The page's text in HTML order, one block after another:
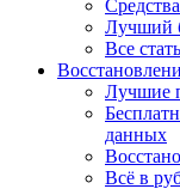
Лучший
Все
Лучшие
данных
Всё в